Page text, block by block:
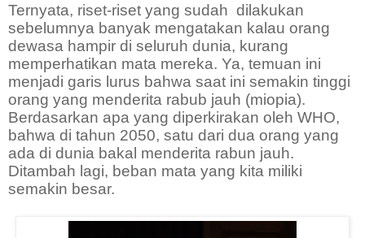
Ternyata, riset-riset yang sudah dilakukan
sebelumnya banyak mengatakan kalau orang
dewasa hampir di seluruh dunia, kurang
memperhatikan mata mereka. Ya, temuan ini
menjadi garis lurus bahwa saat ini semakin tinggi
orang yang menderita rabub jauh (miopia).
Berdasarkan apa yang diperkirakan oleh WHO,
bahwa di tahun 2050, satu dari dua orang yang
ada di dunia bakal menderita rabun jauh.
Ditambah lagi, beban mata yang kita miliki
semakin besar.